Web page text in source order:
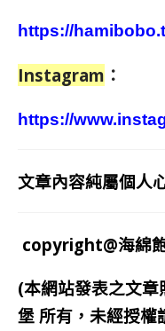
https://
Instagram ：
https://
文章內容純屬個人
copyright@海綿
(本網站發表之文章
堡 所有，未經授權